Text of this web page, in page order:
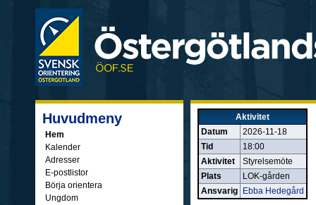
Huvudmeny
Hem
Kalender
Adresser
E-postlistor
Börja orientera
Ungdom
Aktivitet
Datum
2026-11-18
Tid
18:00
Aktivitet
Styrelsemöte
Plats
LOK-gården
Ansvarig
Ebba Hedegård